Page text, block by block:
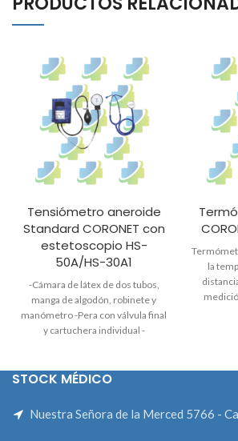
Tensiómetro aneroide
Standard CORONET con
estetoscopio HS-
50A/HS-30A1
-Cámara de látex de dos tubos,
manga de algodón, robinete y
manómetro -Pera con válvula final
y cartuchera individual -
la
STOCK MÉDICO
Nuestra Señora de la Merced 5766 -